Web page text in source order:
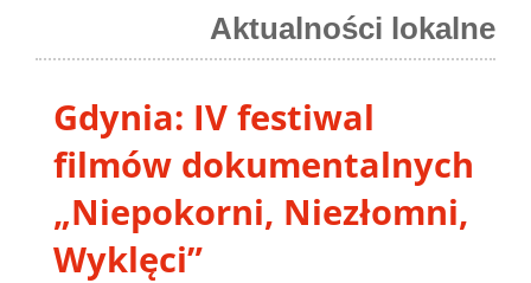
Aktualności lokalne
Gdynia: IV festiwal
filmów dokumentalnych
„Niepokorni, Niezłomni,
Wyklęci”